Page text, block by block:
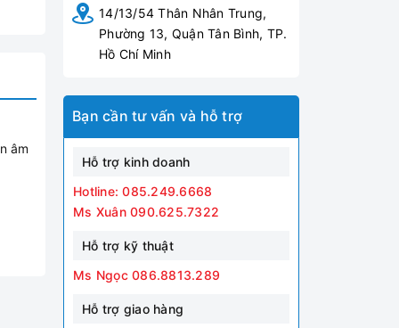
âm
14/13/54 Thân Nhân Trung,
Phường 13, Quận Tân Bình, TP.
Hồ Chí Minh
Bạn cần tư vấn và hỗ trợ
Hỗ trợ kinh doanh
Hotline: 085.249.6668
Ms Xuân 090.625.7322
Hỗ trợ kỹ thuật
Ms Ngọc 086.8813.289
Hỗ trợ giao hàng